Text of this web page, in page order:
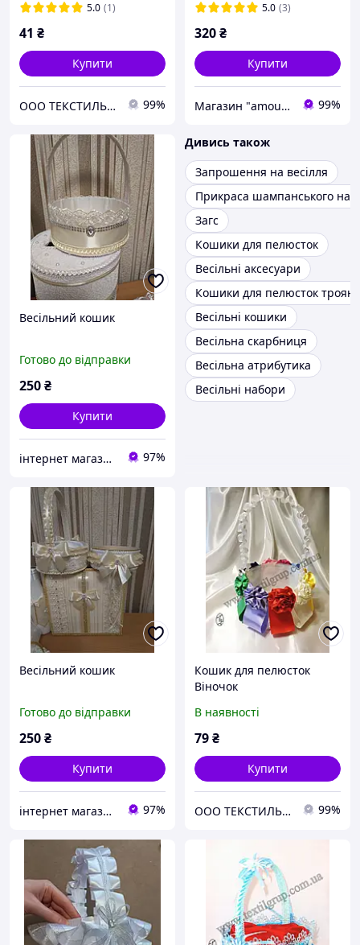
5.0 (1)
41 ₴
Купити
ООО ТЕКСТИЛЬ ГРУП 99%
5.0 (3)
320₴
Купити
Магазин "amourshop.net" (Амуршоп) 99%
Весільний кошик
Готово до відправки
250₴
Купити
інтернет магазин -весільний декор 97%
Дивись також
Запрошення на весілля
Прикраса шампанського на
Загс
Кошики для пелюсток
Весільні аксесуари
Кошики для пелюсток троянд
Весільні кошики
Весільна скарбниця
Весільна атрибутика
Весільні набори
Весільний кошик
Готово до відправки
250₴
Купити
інтернет магазин -весільний декор 97%
Кошик для пелюсток
Віночок
В наявності
79₴
Купити
ООО ТЕКСТИЛЬ ГРУП 99%